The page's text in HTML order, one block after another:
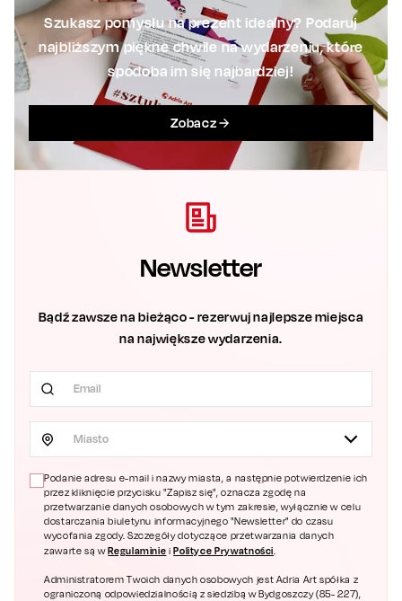
Szukasz pomysłu na prezent idealny? Podaruj
najbliższym piękne chwile na wydarzeniu, które
spodoba im się najbardziej!
Zobacz
Newsletter
Bądź zawsze na bieżąco - rezerwuj najlepsze miejsca
na największe wydarzenia.
Miasto
Podanie adresu e-mail i nazwy miasta, a następnie potwierdzenie ich
przez kliknięcie przycisku "Zapisz się", oznacza zgodę na
przetwarzanie danych osobowych w tym zakresie, wyłącznie w celu
dostarczania biuletynu informacyjnego "Newsletter" do czasu
wycofania zgody. Szczegóły dotyczące przetwarzania danych
zawarte są wRegulaminie iPolityce Prywatności.
Administratorem Twoich danych osobowych jest Adria Art spółka z
ograniczoną odpowiedzialnością z siedzibą w Bydgoszczy (85- 227),